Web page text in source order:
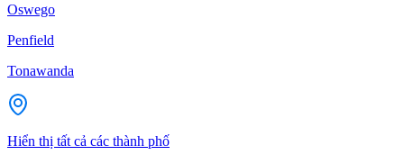
Oswego
Penfield
Tonawanda
Hiển thị tất cả các thành phố